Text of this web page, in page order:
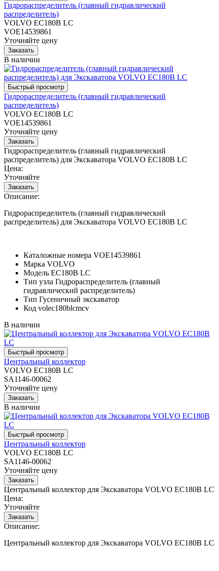
Гидрораспределитель (главный гидравлический
распределитель)
VOLVO EC180B LC
VOE14539861
Уточняйте цену
В наличии
Гидрораспределитель (главный гидравлический
распределитель)
VOLVO EC180B LC
VOE14539861
Уточняйте цену
Гидрораспределитель (главный гидравлический
распределитель) для Экскаватора VOLVO EC180B LC
Цена:
Уточняйте
Описание:
Гидрораспределитель (главный гидравлический
распределитель) для Экскаватора VOLVO EC180B LC
Каталожные номера VOE14539861
Марка VOLVO
Модель EC180B LC
Тип узла Гидрораспределитель (главный
гидравлический распределитель)
Тип Гусеничный экскаватор
Код volec180blcmcv
В наличии
Центральный коллектор
VOLVO EC180B LC
SA1146-00062
Уточняйте цену
В наличии
Центральный коллектор
VOLVO EC180B LC
SA1146-00062
Уточняйте цену
Центральный коллектор для Экскаватора VOLVO EC180B LC
Цена:
Уточняйте
Описание:
Центральный коллектор для Экскаватора VOLVO EC180B LC